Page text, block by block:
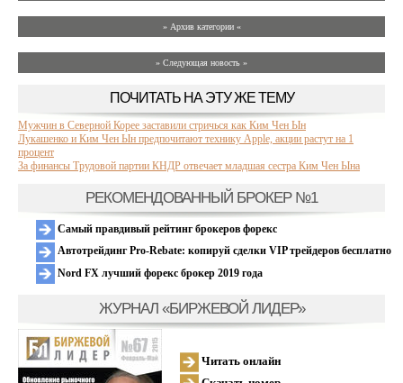
» Архив категории «
» Следующая новость »
ПОЧИТАТЬ НА ЭТУ ЖЕ ТЕМУ
Мужчин в Северной Корее заставили стричься как Ким Чен Ын
Лукашенко и Ким Чен Ын предпочитают технику Apple, акции растут на 1
процент
За финансы Трудовой партии КНДР отвечает младшая сестра Ким Чен Ына
РЕКОМЕНДОВАННЫЙ БРОКЕР №1
Самый правдивый рейтинг брокеров форекс
Автотрейдинг Pro-Rebate: копируй сделки VIP трейдеров бесплатно
Nord FX лучший форекс брокер 2019 года
ЖУРНАЛ «БИРЖЕВОЙ ЛИДЕР»
Читать онлайн